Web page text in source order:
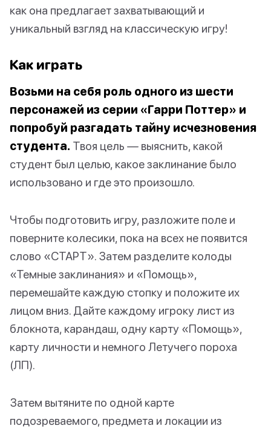
как она предлагает захватывающий и
уникальный взгляд на классическую игру!
Как играть
Возьми на себя роль одного из шести
персонажей из серии «Гарри Поттер» и
попробуй разгадать тайну исчезновения
студента. Твоя цель — выяснить, какой
студент был целью, какое заклинание было
использовано и где это произошло.
Чтобы подготовить игру, разложите поле и
поверните колесики, пока на всех не появится
слово «СТАРТ». Затем разделите колоды
«Темные заклинания» и «Помощь»,
перемешайте каждую стопку и положите их
лицом вниз. Дайте каждому игроку лист из
блокнота, карандаш, одну карту «Помощь»,
карту личности и немного Летучего пороха
(ЛП).
Затем вытяните по одной карте
подозреваемого, предмета и локации из